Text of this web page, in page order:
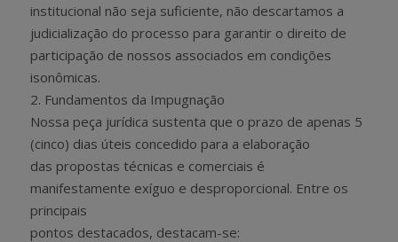
institucional não seja suficiente, não descartamos a
judicialização do processo para garantir o direito de
participação de nossos associados em condições
isonômicas.
2. Fundamentos da Impugnação
Nossa peça jurídica sustenta que o prazo de apenas 5
(cinco) dias úteis concedido para a elaboração
das propostas técnicas e comerciais é
manifestamente exíguo e desproporcional. Entre os
principais
pontos destacados, destacam-se: